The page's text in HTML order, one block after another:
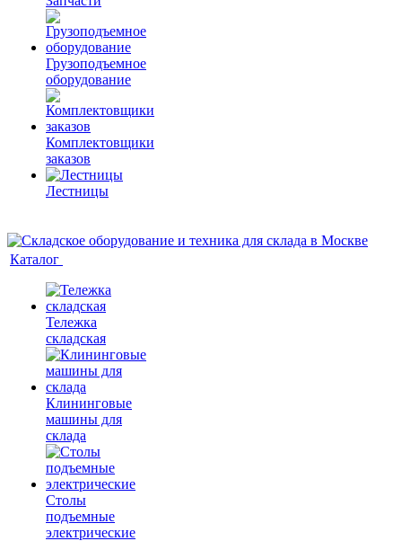
Грузоподъемное
оборудование
Комплектовщики
заказов
Лестницы
Каталог
Тележка
складская
Клининговые
машины для
склада
Столы
подъемные
электрические